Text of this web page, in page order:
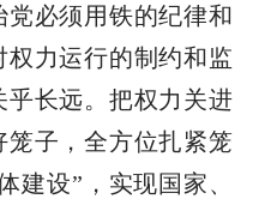
必须用铁的纪律和
力运行的制约和监
长远。把权力关进
子，全方位扎紧笼
建设”，实现国家、